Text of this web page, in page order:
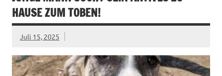
HAUSE ZUM TOBEN!
Juli 15, 2025